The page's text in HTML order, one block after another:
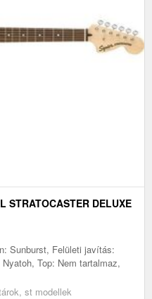
STRATOCASTER DELUXE
Sunburst, Felületi javítás:
Top: Nem tartalmaz,
st modellek